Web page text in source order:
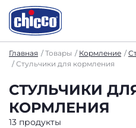
Главная Товары Кормление
Стульчики для кормления
СТУЛЬЧИКИ
КОРМЛЕНИЯ
13 продукты